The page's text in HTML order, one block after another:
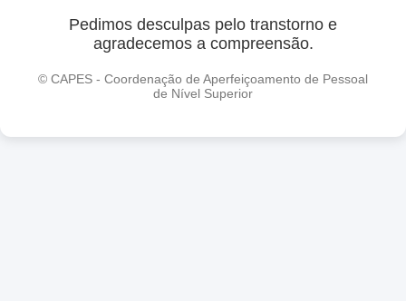
Pedimos desculpas pelo transtorno e
agradecemos a compreensão.
© CAPES - Coordenação de Aperfeiçoamento de Pessoal
de Nível Superior